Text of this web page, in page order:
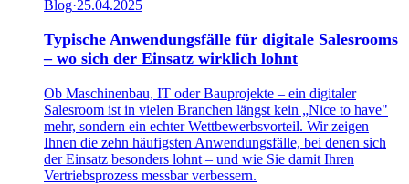
Blog·25.04.2025
Typische Anwendungsfälle für digitale Salesrooms
– wo sich der Einsatz wirklich lohnt
Ob Maschinenbau, IT oder Bauprojekte – ein digitaler
Salesroom ist in vielen Branchen längst kein „Nice to have"
mehr, sondern ein echter Wettbewerbsvorteil. Wir zeigen
Ihnen die zehn häufigsten Anwendungsfälle, bei denen sich
der Einsatz besonders lohnt – und wie Sie damit Ihren
Vertriebsprozess messbar verbessern.